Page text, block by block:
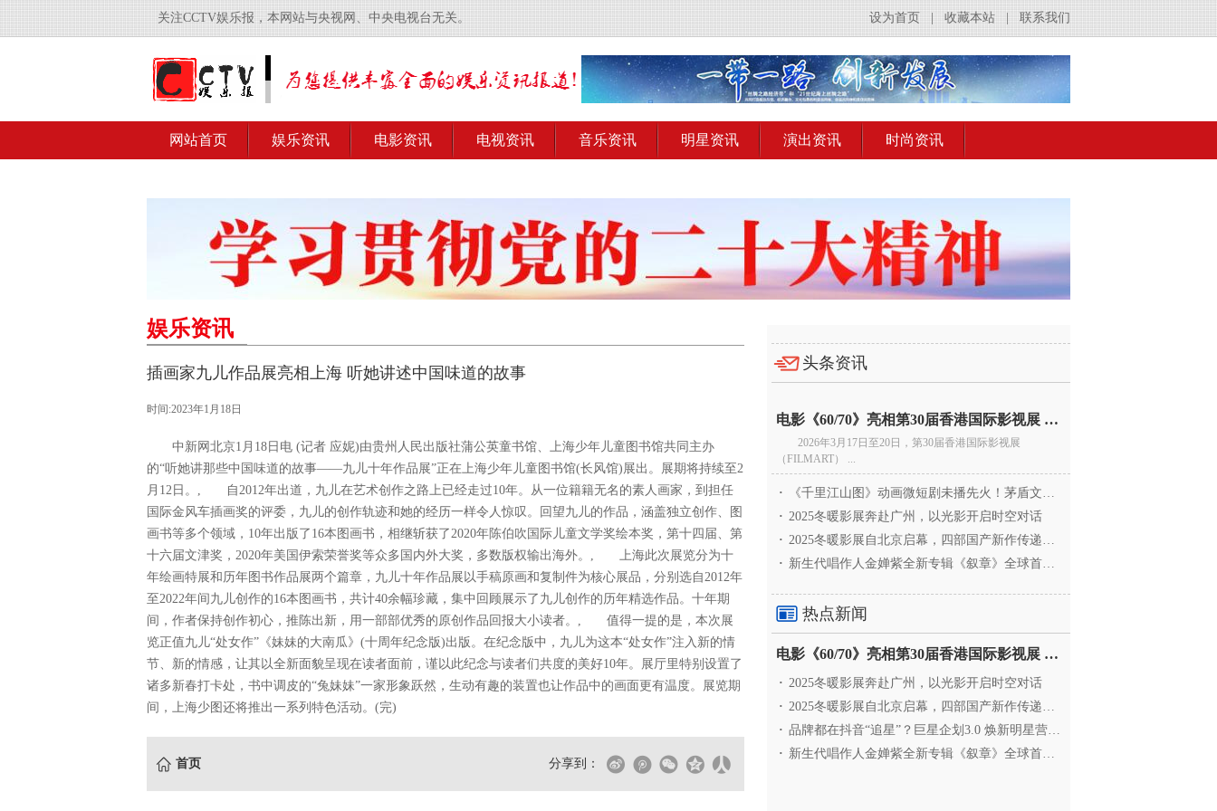
关注CCTV娱乐报，本网站与央视网、中央电视台无关。 联系我们
收藏本站
设为首页
网站首页 娱乐资讯 电影资讯 电视资讯 音乐资讯 明星资讯 演出资讯 时尚资讯
娱乐资讯
插画家九儿作品展亮相上海 听她讲述中国味道的故事
时间:2023年1月18日
中新网北京1月18日电 (记者 应妮)由贵州人民出版社蒲公英童书馆、上海少年儿童图书馆共同主办
的“听她讲那些中国味道的故事——九儿十年作品展”正在上海少年儿童图书馆(长风馆)展出。展期将持续至2
月12日。, 自2012年出道，九儿在艺术创作之路上已经走过10年。从一位籍籍无名的素人画家，到担任
国际金风车插画奖的评委，九儿的创作轨迹和她的经历一样令人惊叹。回望九儿的作品，涵盖独立创作、图
画书等多个领域，10年出版了16本图画书，相继斩获了2020年陈伯吹国际儿童文学奖绘本奖，第十四届、第
十六届文津奖，2020年美国伊索荣誉奖等众多国内外大奖，多数版权输出海外。, 上海此次展览分为十
年绘画特展和历年图书作品展两个篇章，九儿十年作品展以手稿原画和复制件为核心展品，分别选自2012年
至2022年间九儿创作的16本图画书，共计40余幅珍藏，集中回顾展示了九儿创作的历年精选作品。十年期
间，作者保持创作初心，推陈出新，用一部部优秀的原创作品回报大小读者。, 值得一提的是，本次展
览正值九儿“处女作”《妹妹的大南瓜》(十周年纪念版)出版。在纪念版中，九儿为这本“处女作”注入新的情
节、新的情感，让其以全新面貌呈现在读者面前，谨以此纪念与读者们共度的美好10年。展厅里特别设置了
诸多新春打卡处，书中调皮的“兔妹妹”一家形象跃然，生动有趣的装置也让作品中的画面更有温度。展览期
间，上海少图还将推出一系列特色活动。(完)
首页 分享到：
头条资讯
电影《60/70》亮相第30届香港国际影视展 冲刺戛纳备
2026年3月17日至20日，第30届香港国际影视展
（FILMART） ...
·
《千里江山图》动画微短剧未播先火！茅盾文学奖IP首
· 2025冬暖影展奔赴广州，以光影开启时空对话
· 2025冬暖影展自北京启幕，四部国产新作传递银幕温情
· 新生代唱作人金婵紫全新专辑《叙章》全球首发，颠覆
热点新闻
电影《60/70》亮相第30届香港国际影视展 冲刺戛纳备
· 2025冬暖影展奔赴广州，以光影开启时空对话
· 2025冬暖影展自北京启幕，四部国产新作传递银幕温情
· 品牌都在抖音“追星”？巨星企划3.0 焕新明星营销，让
· 新生代唱作人金婵紫全新专辑《叙章》全球首发，颠覆